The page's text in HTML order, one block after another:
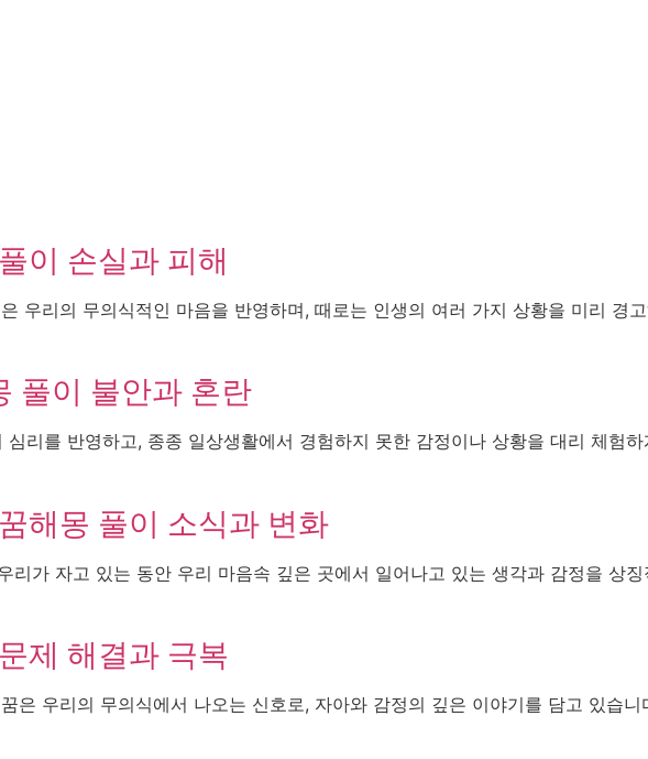
이 손실과 피해
우리의 무의식적인 마음을 반영하며, 때로는 인생의 여러 가지 상황을 미리 경
풀이 불안과 혼란
리를 반영하고, 종종 일상생활에서 경험하지 못한 감정이나 상황을 대리 체험
해몽 풀이 소식과 변화
리가 자고 있는 동안 우리 마음속 깊은 곳에서 일어나고 있는 생각과 감정을 상징
제 해결과 극복
은 우리의 무의식에서 나오는 신호로, 자아와 감정의 깊은 이야기를 담고 있습